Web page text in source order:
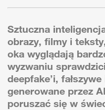
Sztuczna
obrazy, filmy i
oka wyglądają
wyzwaniu
deepfake’i,
generowane przez
poruszać się w